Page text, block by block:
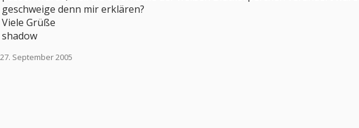
geschweige denn mir erklären?
Viele Grüße
shadow
27. September 2005